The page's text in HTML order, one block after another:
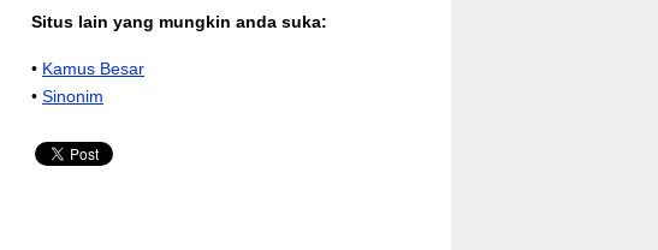
Situs lain yang mungkin anda suka:
• Kamus Besar
• Sinonim